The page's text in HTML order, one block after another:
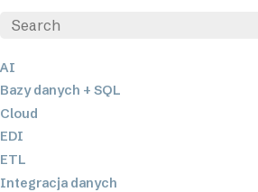
AI
Bazy danych + SQL
Cloud
EDI
ETL
Integracja danych